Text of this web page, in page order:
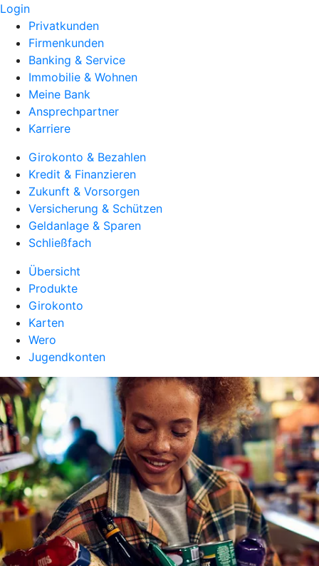
Login
Privatkunden
Firmenkunden
Banking & Service
Immobilie & Wohnen
Meine Bank
Ansprechpartner
Karriere
Girokonto & Bezahlen
Kredit & Finanzieren
Zukunft & Vorsorgen
Versicherung & Schützen
Geldanlage & Sparen
Schließfach
Übersicht
Produkte
Girokonto
Karten
Wero
Jugendkonten